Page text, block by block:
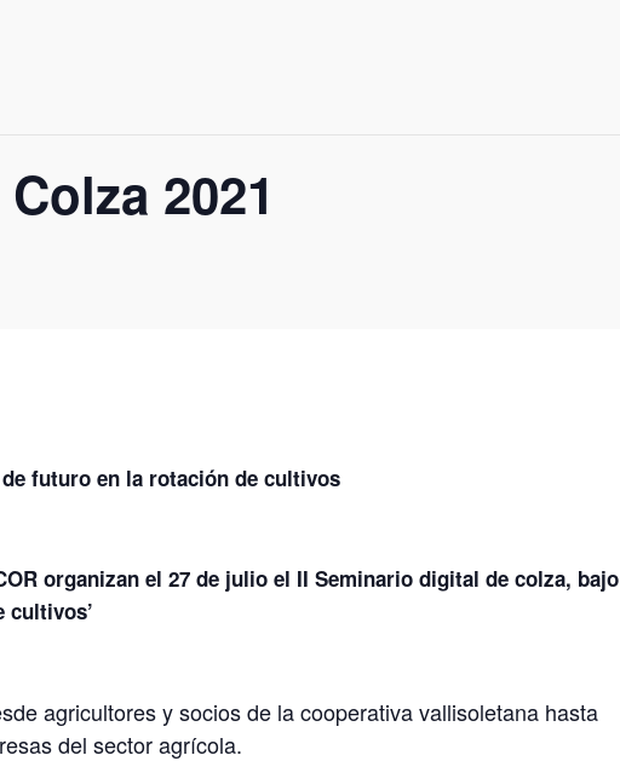
2021
futuro en la rotación de cultivos
organizan el 27 de julio el II Seminario digital de colza, bajo
cultivos’
agricultores y socios de la cooperativa vallisoletana hasta
del sector agrícola.